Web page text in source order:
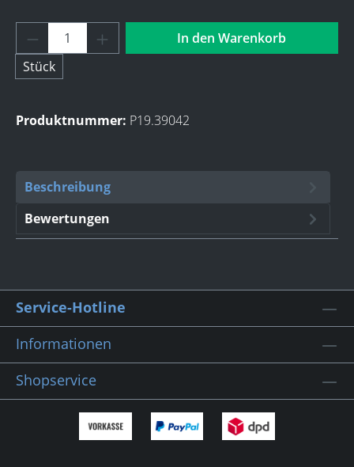
Produkt Anzahl: Gib den gewünschten
Stück
In den Warenkorb
Produktnummer: P19.39042
Beschreibung
Bewertungen
Service-Hotline
Informationen
Shopservice